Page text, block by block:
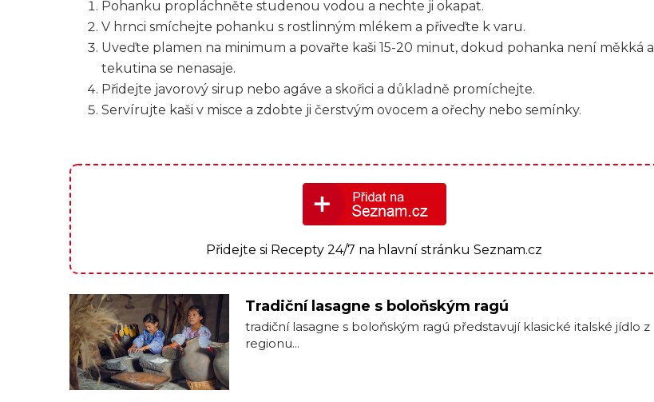
Pohanku propláchněte studenou vodou a nechte ji okapat.
V hrnci smíchejte pohanku s rostlinným mlékem a přiveďte k varu.
Uveďte plamen na minimum a povařte kaši 15-20 minut, dokud pohanka není měkká a
tekutina se nenasaje.
Přidejte javorový sirup nebo agáve a skořici a důkladně promíchejte.
Servírujte kaši v misce a zdobte ji čerstvým ovocem a ořechy nebo semínky.
Přidejte si Recepty 24/7 na hlavní stránku Seznam.cz
Tradiční lasagne s boloňským ragú
tradiční ​lasagne s boloňským ragú ‌představují klasické ‍italské jídlo z
regionu...